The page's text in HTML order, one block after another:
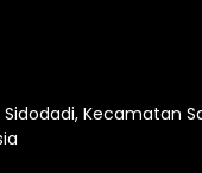
Kecamatan